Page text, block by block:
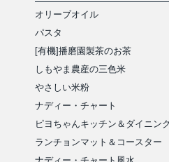
オリーブオイル
パスタ
[有機]播磨園製茶のお茶
しもやま農産の三色米
やさしい米粉
ナディー・チャート
ピヨちゃんキッチン＆ダイニン
ランチョンマット＆コースター